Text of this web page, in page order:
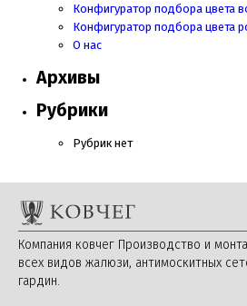
Конфигуратор подбора цвета
Конфигуратор подбора цвета
О нас
Архивы
Рубрики
Рубрик нет
Компания ковчег Производство и
всех видов жалюзи, антимоскитных
гардин.